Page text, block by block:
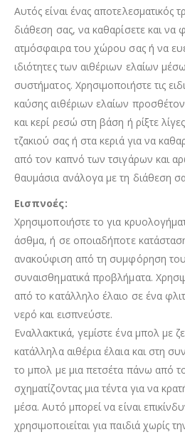
Αυτός είναι ένας αποτελεσματικός
διάθεση σας, να καθαρίσετε και να
ατμόσφαιρα του χώρου σας ή να
ιδιότητες των αιθέριων ελαίων
συστήματος. Χρησιμοποιήστε τις
καύσης αιθέριων ελαίων
και κερί ρεσώ στη βάση ή ρίξτε
τζακιού σας ή στα κεριά για να
από τον καπνό των τσιγάρων και
θαυμάσια ανάλογα με τη διάθεση
Εισπνοές:
Χρησιμοποιήστε το για
άσθμα, ή σε οποιαδήποτε
ανακούφιση από τη συμφόρηση
συναισθηματικά προβλήματα.
από το κατάλληλο έλαιο σε ένα
νερό και εισπνεύστε.
Εναλλακτικά, γεμίστε ένα μπολ με
κατάλληλα αιθέρια έλαια και στη
το μπολ με μια πετσέτα πάνω από
σχηματίζοντας μια τέντα για να
μέσα. Αυτό μπορεί να είναι
χρησιμοποιείται για παιδιά χωρίς